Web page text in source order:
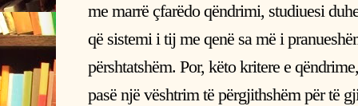
me marrë çfarëdo qëndrimi, studiuesi
që sistemi i tij me qenë sa më i
përshtatshëm. Por, këto kritere e
pasë një vështrim të përgjithshëm për të